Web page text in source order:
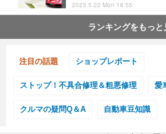
2023.5.22 Mon 18:55
ランキングをもっと
注目の話題 ショップレポート
ストップ！不具合修理＆粗悪修理 愛
クルマの疑問Q＆A 自動車豆知識